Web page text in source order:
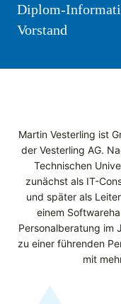
Diplom-
Vorstand
Martin Vesterling ist
der Vesterling AG.
Technischen
zunächst als IT-
und später als
einem
Personalberatung im
zu einer führenden
mit